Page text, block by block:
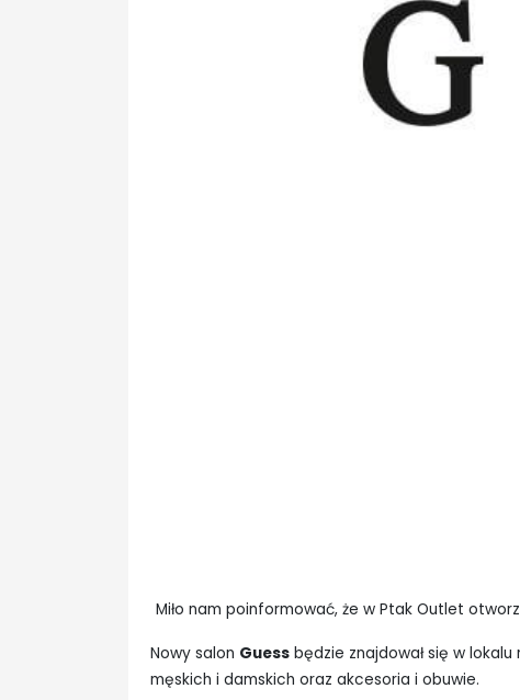
Miło nam poinformować, że w Ptak Outlet
Nowy salon Guess będzie znajdował się w lokalu
męskich i damskich oraz akcesoria i obuwie.